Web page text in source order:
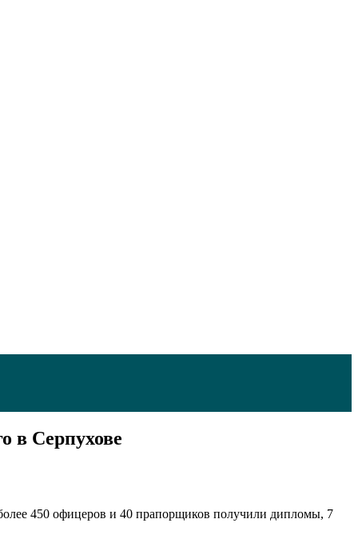
в Серпухове
450 офицеров и 40 прапорщиков получили дипломы, 7